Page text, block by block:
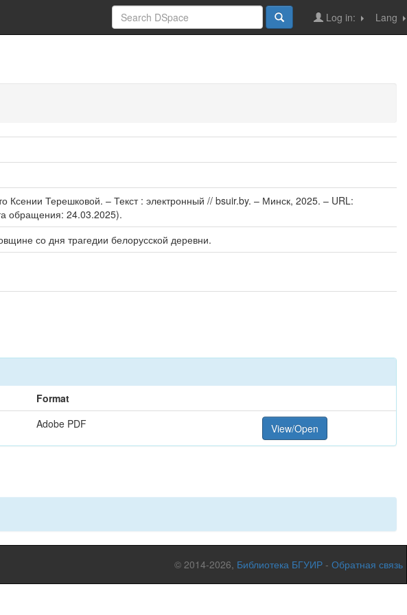
Lang
Log in:
Терешковой. – Текст : электронный // bsuir.by. – Минск, 2025. – URL:
обращения: 24.03.2025).
со дня трагедии белорусской деревни.
Format
Adobe PDF View/Open
© 2014-2026, Библиотека БГУИР - Обратная связь